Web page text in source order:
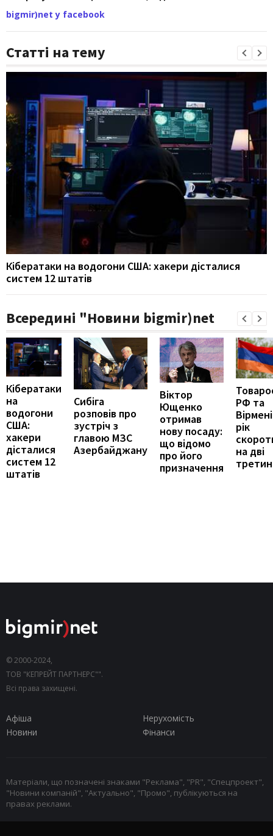
bigmir)net у facebook
Статті на тему
Кібератаки на водогони США: хакери дісталися
систем 12 штатів
Всередині "Новини bigmir)net
Кібератаки
на
водогони
США:
хакери
дісталися
систем 12
штатів
Сибіга
розповів про
зустріч з
главою МЗС
Азербайджану
Віктор
Ющенко
отримав
нову посаду:
що відомо
про його
призначення
РФ та
рік
на дві
© 2000-2024,
ТОВ "КЕПРЕЙТ ПАРТНЕРС"".
Всі права захищені.
Афіша
Нерухомість
Новини
Фінанси
Матеріали, що позначені знаками "Реклама", "PR", "Спецпроект",
"Новини компаній", "Актуально", "Промо", публікуються на
правах реклами.